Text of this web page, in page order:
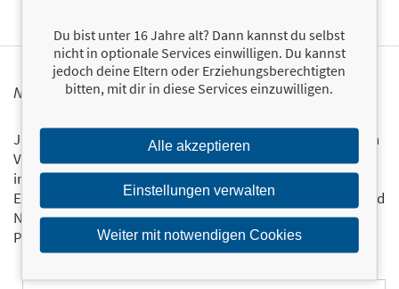
NEWSLETTER FINANZBUCH VERLAG
Ja, ich will mit dem kostenlosen Newsletter des FinanzBuch
Verlags über die aktuellen Trends im Finanzbereich
informiert bleiben.
Einmal pro Monat landen die aktuellsten Entwicklungen und
Neuerscheinungen via Newsletter direkt in Ihrem E-Mail-
Postfach.
Bestellen Sie jetzt den FBV-Newsletter!
Du bist unter 16 Jahre alt? Dann kannst du selbst
nicht in optionale Services einwilligen. Du kannst
jedoch deine Eltern oder Erziehungsberechtigten
bitten, mit dir in diese Services einzuwilligen.
Alle akzeptieren
Einstellungen verwalten
Weiter mit notwendigen Cookies